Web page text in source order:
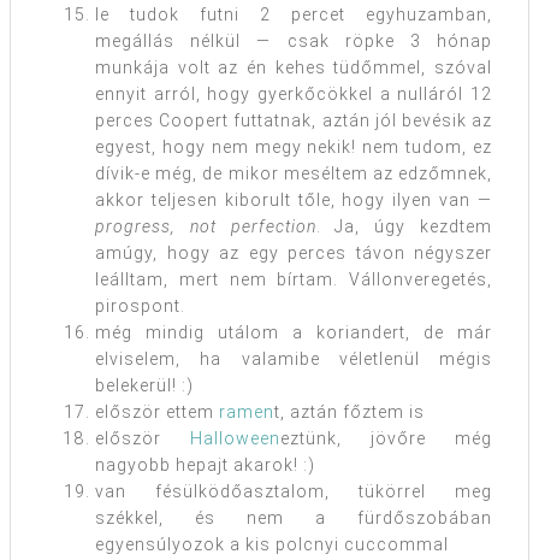
le tudok futni 2 percet egyhuzamban,
megállás nélkül — csak röpke 3 hónap
munkája volt az én kehes tüdőmmel, szóval
ennyit arról, hogy gyerkőcökkel a nulláról 12
perces Coopert futtatnak, aztán jól bevésik az
egyest, hogy nem megy nekik! nem tudom, ez
dívik-e még, de mikor meséltem az edzőmnek,
akkor teljesen kiborult tőle, hogy ilyen van —
progress, not perfection. Ja, úgy kezdtem
amúgy, hogy az egy perces távon négyszer
leálltam, mert nem bírtam. Vállonveregetés,
pirospont.
még mindig utálom a koriandert, de már
elviselem, ha valamibe véletlenül mégis
belekerül! :)
először ettem rament, aztán főztem is
először
Halloweeneztünk, jövőre még
nagyobb hepajt akarok! :)
van fésülködőasztalom, tükörrel meg
székkel, és nem a fürdőszobában
egyensúlyozok a kis polcnyi cuccommal